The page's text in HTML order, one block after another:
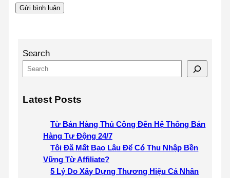
Search
Latest Posts
Từ Bán Hàng Thủ Công Đến Hệ Thống Bán
Hàng Tự Động 24/7
Tôi Đã Mất Bao Lâu Để Có Thu Nhập Bền
Vững Từ Affiliate?
5 Lý Do Xây Dựng Thương Hiệu Cá Nhân